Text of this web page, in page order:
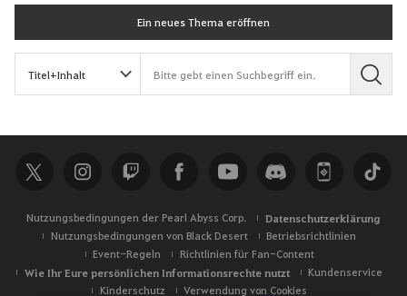
Ein neues Thema eröffnen
S
e
Nutzungsbedingungen der Pearl Abyss Corp. Datenschutzerklärung
Nutzungsbedingungen von Black Desert
Betriebsrichtlinien
Event-Regeln
Richtlinien für Fan-Content
Wie Ihr Eure persönlichen Informationsrechte nutzt
Kundenservice
Kinderschutz
Verwendung von Cookies